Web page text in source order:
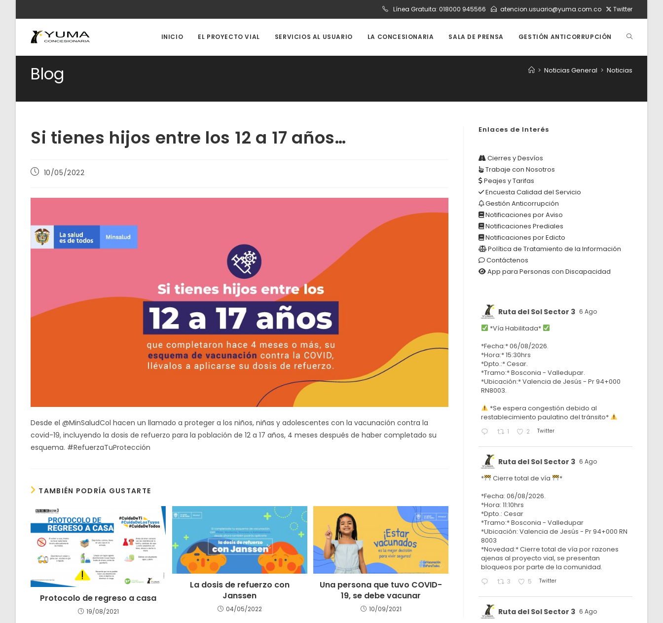
contenido
Línea Gratuita: 018000 945566 atencion.usuario@yuma.com.co Twitter
INICIO EL PROYECTO VIAL SERVICIOS AL USUARIO LA CONCESIONARIA SALA DE PRENSA GESTIÓN ANTICORRUPCIÓN ALTERNAR
BÚSQUEDA
Blog > Noticias General > Noticias
Si tienes hijos entre los 12 a 17 años…
Publicación
entrada:
10/05/2022
Desde el @MinSaludCol hacen un llamado a proteger a los niños, niñas y adolescentes con la vacunación contra la
covid-19, incluyendo la dosis de refuerzo para la población de 12 a 17 años, 4 meses después de haber completado su
esquema. #RefuerzaTuProtección
TAMBIÉN PODRÍA GUSTARTE
Protocolo de regreso a casa
19/08/2021
La dosis de refuerzo con
Janssen
04/05/2022
Una persona que tuvo COVID-
19, se debe vacunar
10/09/2021
Enlaces de Interés
Cierres y Desvíos
Trabaje con Nosotros
Peajes y Tarifas
Encuesta Calidad del Servicio
Gestión Anticorrupción
Notificaciones por Aviso
Notificaciones Prediales
Notificaciones por Edicto
Política de Tratamiento de la Información
Contáctenos
App para Personas con Discapacidad
Ruta del Sol Sector 3 6 Ago
*Vía Habilitada*
*Fecha:* 06/08/2026.
*Hora:* 15:30hrs
*Dpto.:* Cesar.
*Tramo:* Bosconia - Valledupar.
*Ubicación:* Valencia de Jesús - Pr 94+000
RN8003.
*Se espera congestión debido al
restablecimiento paulatino del tránsito*
1 2 Twitter
Ruta del Sol Sector 3 6 Ago
* Cierre total de vía
*
*Fecha: 06/08/2026.
*Hora: 11:10hrs
*Dpto.: Cesar
*Tramo:* Bosconia - Valledupar
*Ubicación: Valencia de Jesús - Pr 94+000 RN
8003
*Novedad:* Cierre total de vía por razones
ajenas al proyecto vial, se presentan
bloqueos por parte de la comunidad.
3 5 Twitter
Ruta del Sol Sector 3 6 Ago